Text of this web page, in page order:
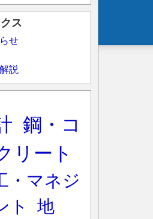
ス
せ
説
鋼・コ
リート
・マネジ
ト
地